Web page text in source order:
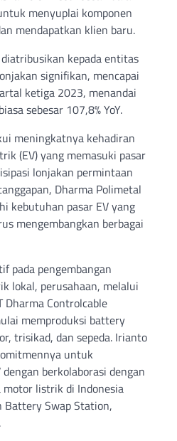
menyuplai komponen
mendapatkan klien baru.
kepada entitas
signifikan, mencapai
ketiga 2023, menandai
sebesar 107,8% YoY.
meningkatnya kehadiran
(EV) yang memasuki pasar
lonjakan permintaan
Dharma Polimetal
kebutuhan pasar EV yang
mengembangkan berbagai
pada pengembangan
lokal, perusahaan, melalui
Dharma Controlcable
memproduksi battery
trisikad, dan sepeda. Irianto
untuk
berkolaborasi dengan
motor listrik di Indonesia
Battery Swap Station,